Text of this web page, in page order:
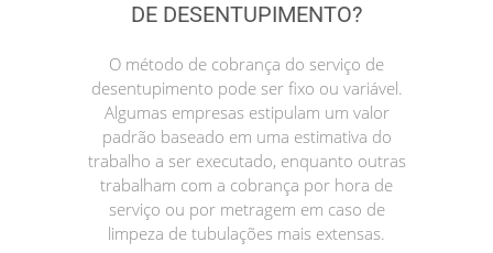
DE DESENTUPIMENTO?
O método de cobrança do serviço de
desentupimento pode ser fixo ou variável.
Algumas empresas estipulam um valor
padrão baseado em uma estimativa do
trabalho a ser executado, enquanto outras
trabalham com a cobrança por hora de
serviço ou por metragem em caso de
limpeza de tubulações mais extensas.